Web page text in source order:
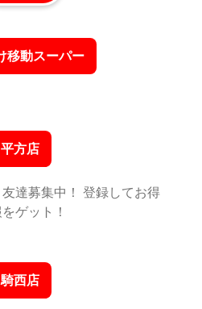
移動スーパー
平方店
達募集中！ 登録してお得
ゲット！
騎西店